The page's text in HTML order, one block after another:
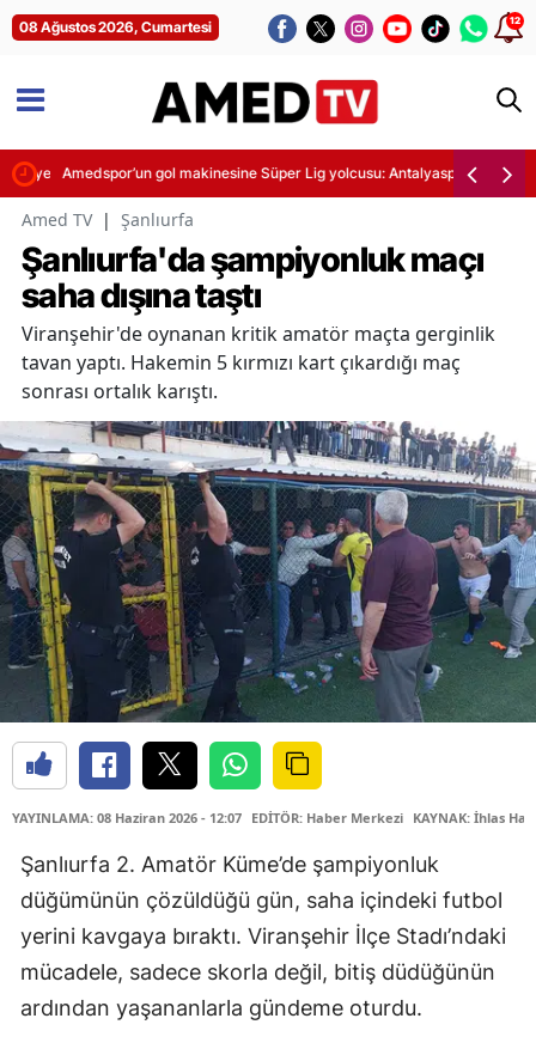
08 Ağustos 2026, Cumartesi 12
yer alacak
Amedspor’un gol makinesine Süper Lig yolcusu: Antalyaspor’da Diagne
Amed TV | Şanlıurfa
Şanlıurfa'da şampiyonluk maçı
saha dışına taştı
Viranşehir'de oynanan kritik amatör maçta gerginlik
tavan yaptı. Hakemin 5 kırmızı kart çıkardığı maç
sonrası ortalık karıştı.
YAYINLAMA: 08 Haziran 2026 - 12:07 EDİTÖR: Haber Merkezi KAYNAK: İhlas
Şanlıurfa 2. Amatör Küme’de şampiyonluk
düğümünün çözüldüğü gün, saha içindeki futbol
yerini kavgaya bıraktı. Viranşehir İlçe Stadı’ndaki
mücadele, sadece skorla değil, bitiş düdüğünün
ardından yaşananlarla gündeme oturdu.